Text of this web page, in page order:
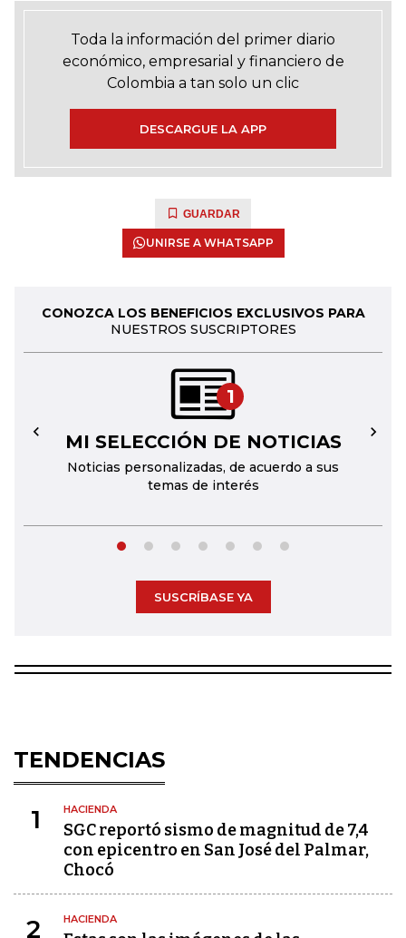
Toda la información del primer diario
económico, empresarial y financiero de
Colombia a tan solo un clic
DESCARGUE LA APP
GUARDAR
UNIRSE A WHATSAPP
CONOZCA LOS BENEFICIOS EXCLUSIVOS PARA
NUESTROS SUSCRIPTORES
1
MI SELECCIÓN DE NOTICIAS
Noticias personalizadas, de acuerdo a sus
temas de interés
← →
SUSCRÍBASE YA
TENDENCIAS
1 HACIENDA
SGC reportó sismo de magnitud de 7,4
con epicentro en San José del Palmar,
Chocó
2 HACIENDA